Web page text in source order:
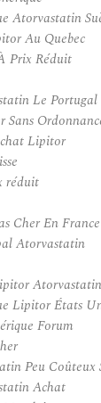
Atorvastatin
Au Quebec
Prix Réduit
Le Portugal
Sans
Lipitor
réduit
Cher En France
Atorvastatin
Lipitor États
Forum
Peu Coûteux
Achat